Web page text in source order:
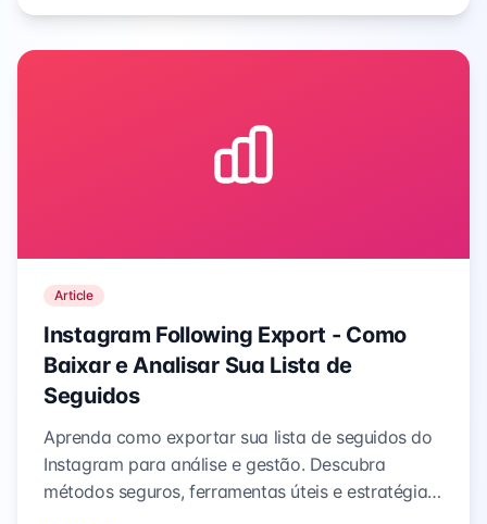
Article
Instagram Following Export - Como
Baixar e Analisar Sua Lista de
Seguidos
Aprenda como exportar sua lista de seguidos do
Instagram para análise e gestão. Descubra
métodos seguros, ferramentas úteis e estratégias